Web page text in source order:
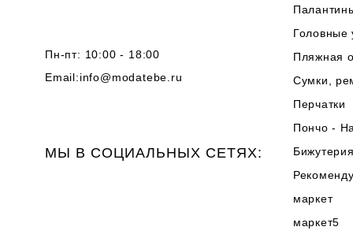
Пн-пт: 10:00 - 18:00
Email:info@modatebe.ru
МЫ В СОЦИАЛЬНЫХ СЕТЯХ:
Головные
Пляжная
Сумки,
Перчатки
Пончо -
маркет
маркет5